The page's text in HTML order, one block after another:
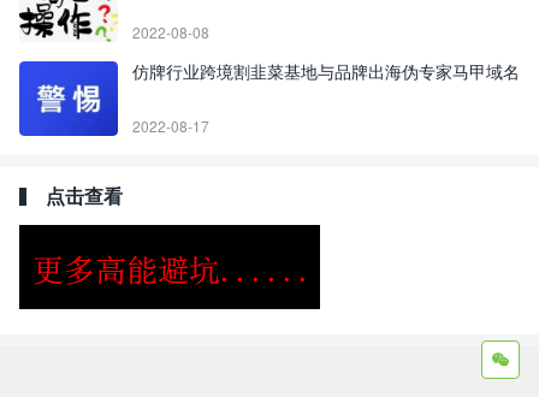
2022-08-08
仿牌行业跨境割韭菜基地与品牌出海伪专家马甲域名
2022-08-17
点击查看
Copyright ©2009 - 2023 | GOD和他的朋友们 - 100%原创仿牌行业